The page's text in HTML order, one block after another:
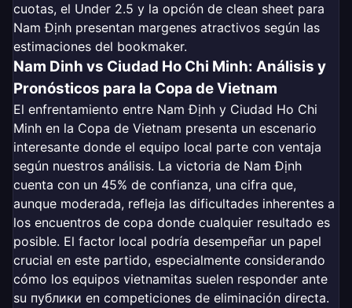
cuotas, el Under 2.5 y la opción de clean sheet para
Nam Định presentan margenes atractivos según las
estimaciones del bookmaker.
Nam Dinh vs Ciudad Ho Chi Minh: Análisis y
Pronósticos para la Copa de Vietnam
El enfrentamiento entre Nam Định y Ciudad Ho Chi
Minh en la Copa de Vietnam presenta un escenario
interesante donde el equipo local parte con ventaja
según nuestros análisis. La victoria de Nam Định
cuenta con un 45% de confianza, una cifra que,
aunque moderada, refleja las dificultades inherentes a
los encuentros de copa donde cualquier resultado es
posible. El factor local podría desempeñar un papel
crucial en este partido, especialmente considerando
cómo los equipos vietnamitas suelen responder ante
su публики en competiciones de eliminación directa.